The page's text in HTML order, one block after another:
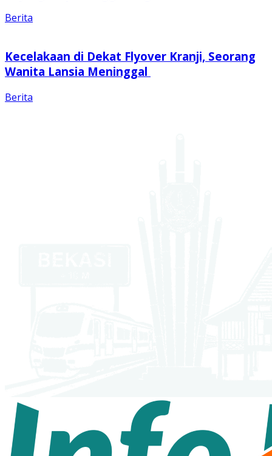
Berita
Kecelakaan di Dekat Flyover Kranji, Seorang
Wanita Lansia Meninggal
Berita